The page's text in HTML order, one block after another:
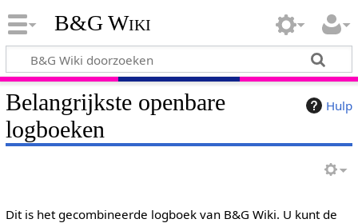
B&G Wiki
Hulp
Belangrijkste openbare
logboeken
Dit is het gecombineerde logboek van B&G Wiki. U kunt de